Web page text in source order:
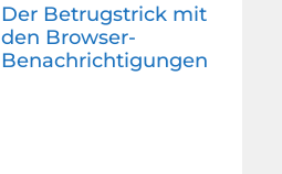
Der Betrugstrick mit
den Browser-
Benachrichtigungen